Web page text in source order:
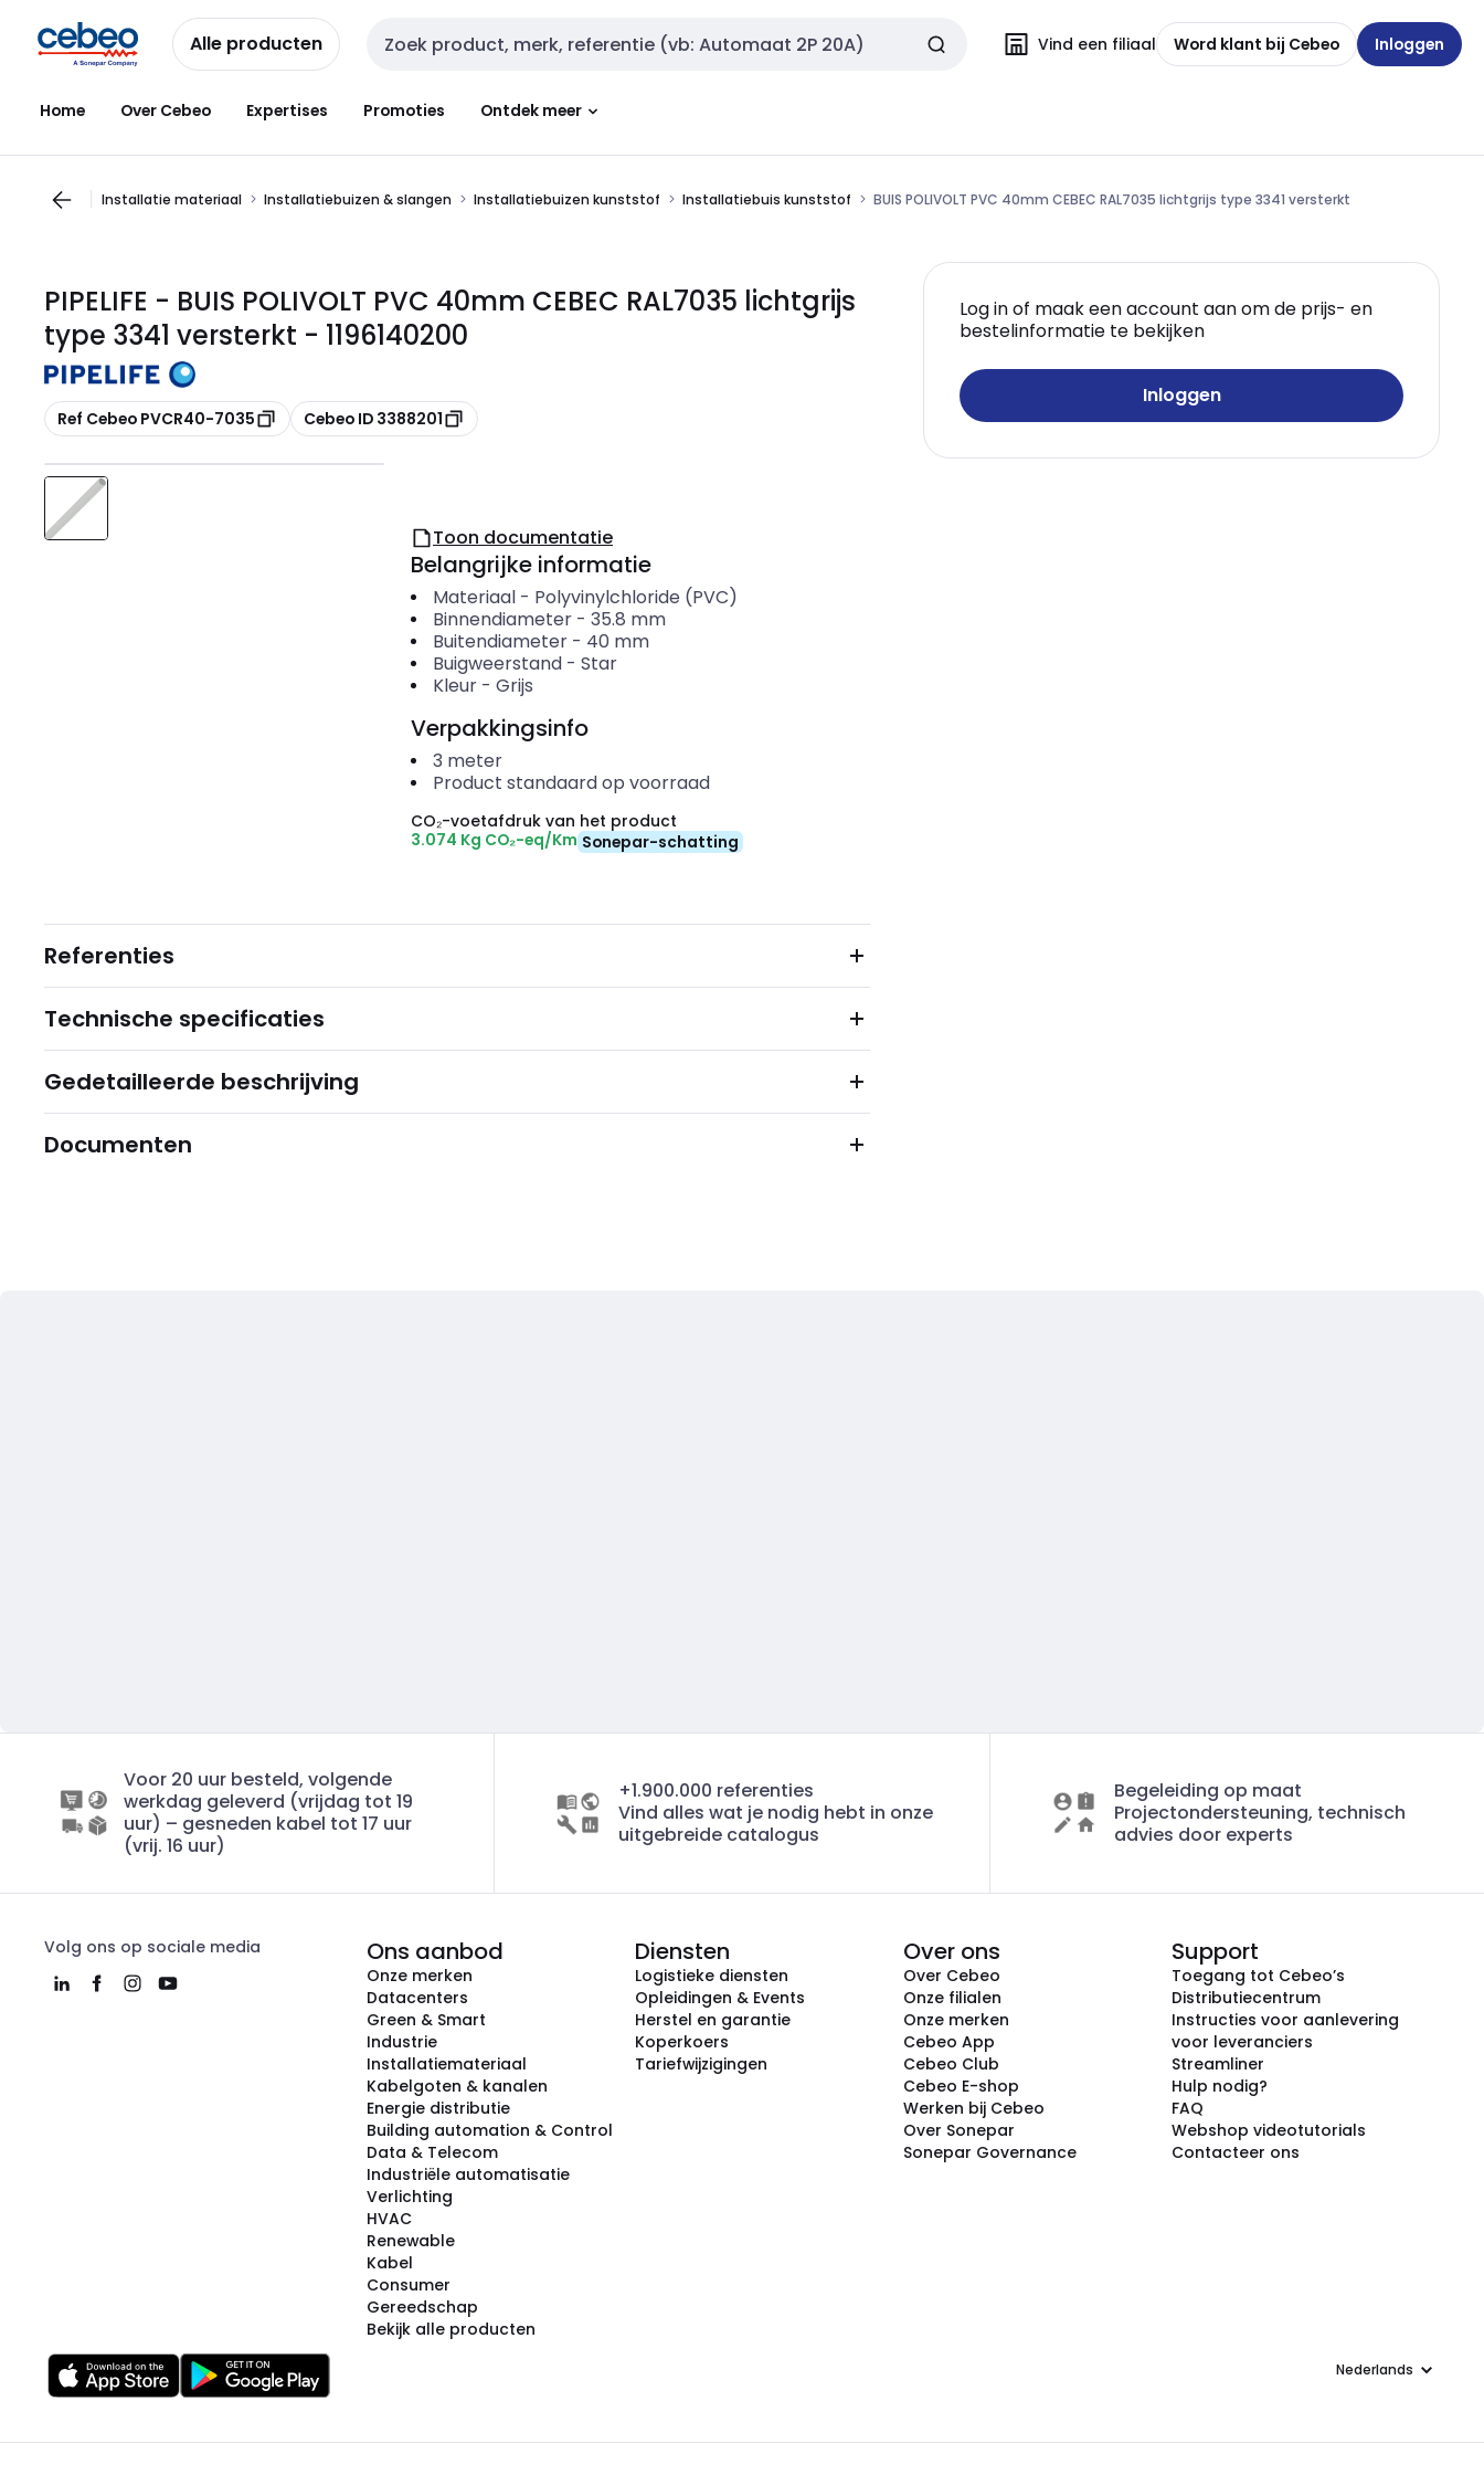
naar
navigatie
naar
inhoud
Alle producten Zoekveld invoer Vind een filiaal Word klant bij Cebeo Inloggen
Home Over Cebeo Expertises Promoties Ontdek meer
Installatie materiaal Installatiebuizen & slangen Installatiebuizen kunststof Installatiebuis kunststof BUIS POLIVOLT PVC 40mm CEBEC RAL7035 lichtgrijs type 3341 versterkt
PIPELIFE - BUIS POLIVOLT PVC 40mm CEBEC RAL7035 lichtgrijs
type 3341 versterkt - 1196140200
Kopiëren
Ref Cebeo PVCR40-7035 Kopiëren
Cebeo ID 3388201
Log in of maak een account aan om de prijs- en
bestelinformatie te bekijken
Inloggen
Toon documentatie
Belangrijke informatie
Materiaal- Polyvinylchloride (PVC)
Binnendiameter- 35.8 mm
Buitendiameter- 40 mm
Buigweerstand- Star
Kleur- Grijs
Verpakkingsinfo
3 meter
Product standaard op voorraad
CO₂-voetafdruk van het product
3.074 Kg CO₂-eq/Km Sonepar-schatting
Referenties
Technische specificaties
Gedetailleerde beschrijving
Documenten
Voor 20 uur besteld, volgende
werkdag geleverd (vrijdag tot 19
uur) – gesneden kabel tot 17 uur
(vrij. 16 uur)
+1.900.000 referenties
Vind alles wat je nodig hebt in onze
uitgebreide catalogus
Begeleiding op maat
Projectondersteuning, technisch
advies door experts
Volg ons op sociale media Ons aanbod
Onze merken
Datacenters
Green & Smart
Industrie
Installatiemateriaal
Kabelgoten & kanalen
Energie distributie
Building automation & Control
Data & Telecom
Industriële automatisatie
Verlichting
HVAC
Renewable
Kabel
Consumer
Gereedschap
Bekijk alle producten
Diensten
Logistieke diensten
Opleidingen & Events
Herstel en garantie
Koperkoers
Tariefwijzigingen
Over ons
Over Cebeo
Onze filialen
Onze merken
Cebeo App
Cebeo Club
Cebeo E-shop
Werken bij Cebeo
Over Sonepar
Sonepar Governance
Support
Toegang tot Cebeo’s
Distributiecentrum
Instructies voor aanlevering
voor leveranciers
Streamliner
Hulp nodig?
FAQ
Webshop videotutorials
Contacteer ons
Taal